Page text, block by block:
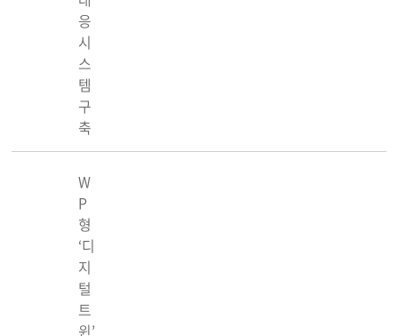
응
시
스
템
구
축
W
P
형
‘디
지
털
트
윈’